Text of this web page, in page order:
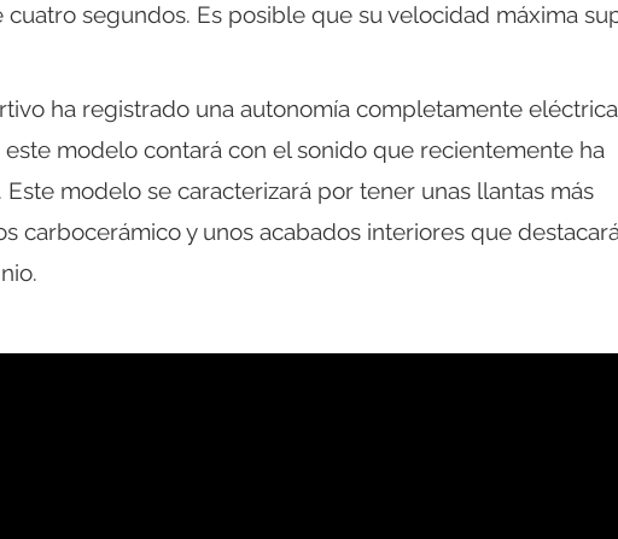
segundos. Es posible que su velocidad máxima
ha registrado una autonomía completamente
este modelo contará con el sonido que recientemente ha
modelo se caracterizará por tener unas llantas más
carbocerámico y unos acabados interiores que